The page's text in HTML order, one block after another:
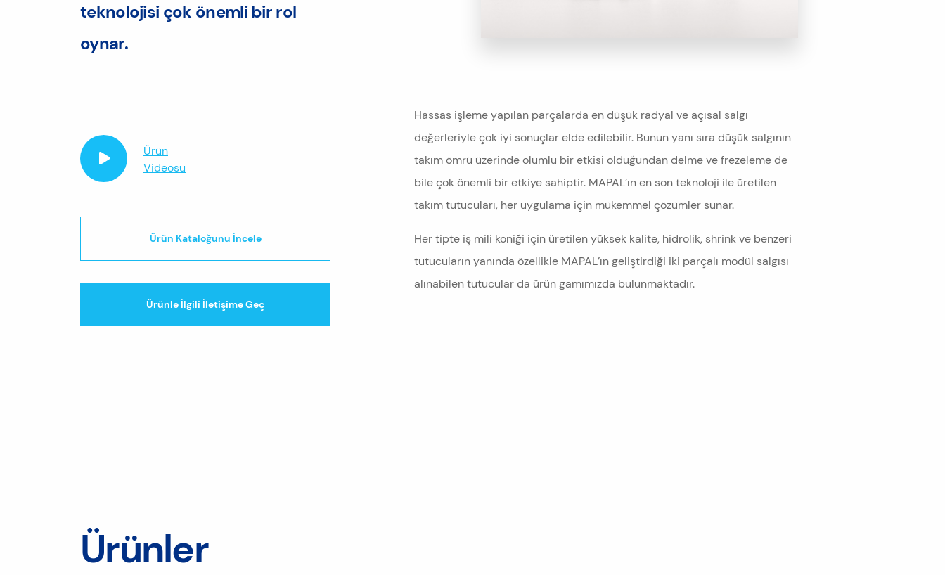
teknolojisi çok önemli bir rol
oynar.
Ürün
Videosu
Ürün Kataloğunu İncele
Ürünle İlgili İletişime Geç
Hassas işleme yapılan parçalarda en düşük radyal ve açısal salgı
değerleriyle çok iyi sonuçlar elde edilebilir. Bunun yanı sıra düşük salgının
takım ömrü üzerinde olumlu bir etkisi olduğundan delme ve frezeleme de
bile çok önemli bir etkiye sahiptir. MAPAL’ın en son teknoloji ile üretilen
takım tutucuları, her uygulama için mükemmel çözümler sunar.
Her tipte iş mili koniği için üretilen yüksek kalite, hidrolik, shrink ve benzeri
tutucuların yanında özellikle MAPAL’ın geliştirdiği iki parçalı modül salgısı
alınabilen tutucular da ürün gamımızda bulunmaktadır.
Ürünler